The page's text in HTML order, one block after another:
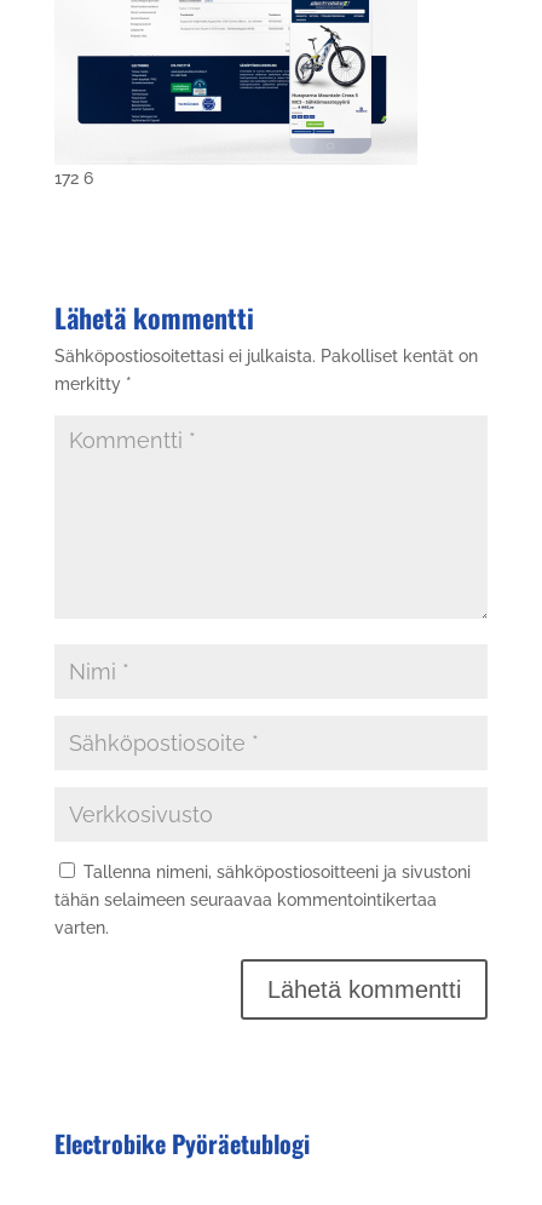
172 6
Lähetä kommentti
Sähköpostiosoitettasi ei julkaista. Pakolliset kentät on
merkitty *
Tallenna nimeni, sähköpostiosoitteeni ja sivustoni
tähän selaimeen seuraavaa kommentointikertaa
varten.
Electrobike Pyöräetublogi